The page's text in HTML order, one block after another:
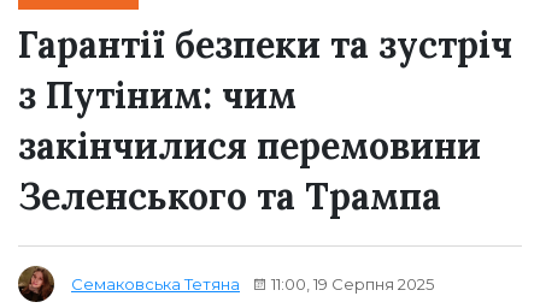
Гарантії безпеки та зустріч
з Путіним: чим
закінчилися перемовини
Зеленського та Трампа
Семаковська Тетяна 11:00, 19 Серпня 2025